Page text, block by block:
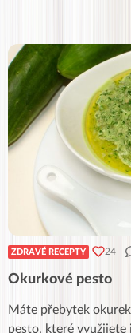
ZDRAVÉ RECEPTY 24
Okurkové pesto
Máte přebytek
pesto, které využijete